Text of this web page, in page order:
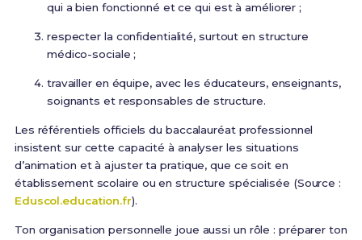
qui a bien fonctionné et ce qui est à améliorer ;
respecter la confidentialité, surtout en structure
médico-sociale ;
travailler en équipe, avec les éducateurs, enseignants,
soignants et responsables de structure.
Les référentiels officiels du baccalauréat professionnel
insistent sur cette capacité à analyser les situations
d’animation et à ajuster ta pratique, que ce soit en
établissement scolaire ou en structure spécialisée (Source :
Eduscol.education.fr).
Ton organisation personnelle joue aussi un rôle : préparer ton